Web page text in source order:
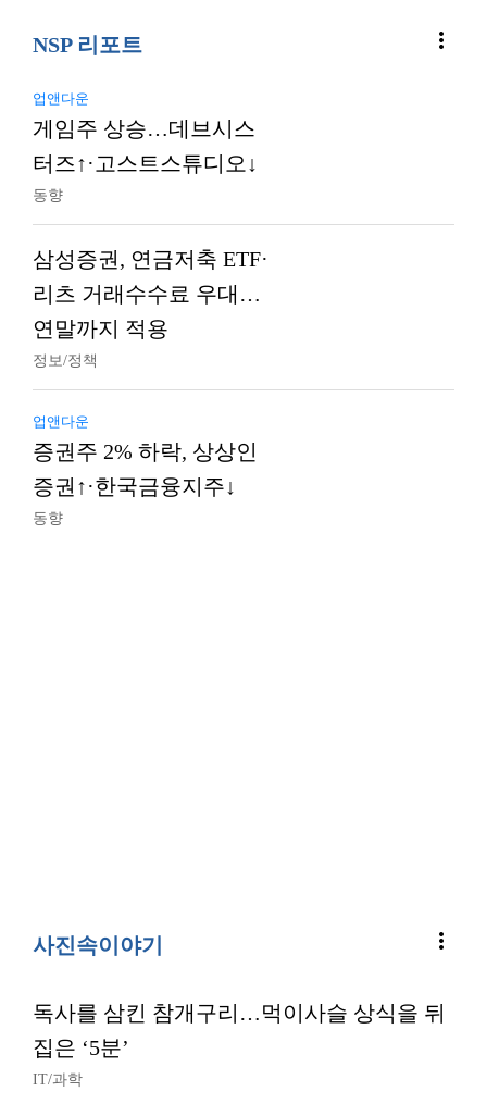
NSP 리포트 more_vert
업앤다운
게임주 상승…데브시스
터즈↑·고스트스튜디오↓
동향
삼성증권, 연금저축 ETF·
리츠 거래수수료 우대…
연말까지 적용
정보/정책
업앤다운
증권주 2% 하락, 상상인
증권↑·한국금융지주↓
동향
사진속이야기 more_vert
독사를 삼킨 참개구리…먹이사슬 상식을 뒤
집은 ‘5분’
IT/과학